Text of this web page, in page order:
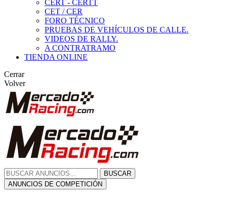
CERT - CERTT
CET / CER
FORO TÉCNICO
PRUEBAS DE VEHÍCULOS DE CALLE.
VIDEOS DE RALLY.
A CONTRATRAMO
TIENDA ONLINE
Cerrar
Volver
BUSCAR
ANUNCIOS DE COMPETICIÓN